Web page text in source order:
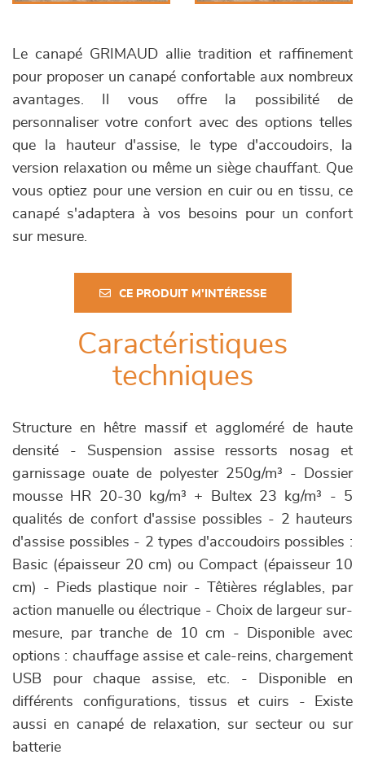
Le canapé GRIMAUD allie tradition et raffinement
pour proposer un canapé confortable aux nombreux
avantages. Il vous offre la possibilité de
personnaliser votre confort avec des options telles
que la hauteur d'assise, le type d'accoudoirs, la
version relaxation ou même un siège chauffant. Que
vous optiez pour une version en cuir ou en tissu, ce
canapé s'adaptera à vos besoins pour un confort
sur mesure.
CE PRODUIT M'INTÉRESSE
Caractéristiques
techniques
Structure en hêtre massif et aggloméré de haute
densité - Suspension assise ressorts nosag et
garnissage ouate de polyester 250g/m³ - Dossier
mousse HR 20-30 kg/m³ + Bultex 23 kg/m³ - 5
qualités de confort d'assise possibles - 2 hauteurs
d'assise possibles - 2 types d'accoudoirs possibles :
Basic (épaisseur 20 cm) ou Compact (épaisseur 10
cm) - Pieds plastique noir - Têtières réglables, par
action manuelle ou électrique - Choix de largeur sur-
mesure, par tranche de 10 cm - Disponible avec
options : chauffage assise et cale-reins, chargement
USB pour chaque assise, etc. - Disponible en
différents configurations, tissus et cuirs - Existe
aussi en canapé de relaxation, sur secteur ou sur
batterie